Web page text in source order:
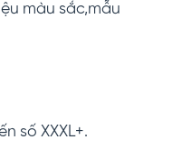
màu sắc,mẫu
số XXXL+.